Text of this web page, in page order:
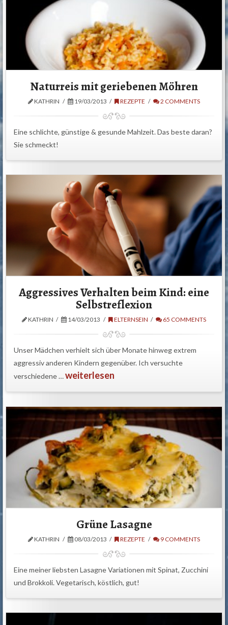
Naturreis mit geriebenen Möhren
KATHRIN 19/03/2013 REZEPTE 2 COMMENTS
Eine schlichte, günstige & gesunde Mahlzeit. Das beste daran?
Sie schmeckt!
Aggressives Verhalten beim Kind: eine
Selbstreflexion
KATHRIN 14/03/2013 ELTERNSEIN 65 COMMENTS
Unser Mädchen verhielt sich über Monate hinweg extrem
aggressiv anderen Kindern gegenüber. Ich versuchte
verschiedene …weiterlesen
Grüne Lasagne
KATHRIN 08/03/2013 REZEPTE 9 COMMENTS
Eine meiner liebsten Lasagne Variationen mit Spinat, Zucchini
und Brokkoli. Vegetarisch, köstlich, gut!